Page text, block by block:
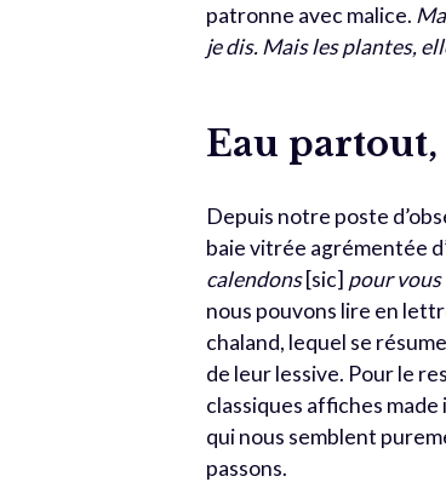
patronne avec malice.
je dis. Mais les plantes,
Eau
Depuis notre poste
baie vitrée agrémentée
calendons[sic] pour vous
nous pouvons lire en
chaland, lequel se
de leur lessive. Pour le
classiques affiches
qui nous semblent
passons.